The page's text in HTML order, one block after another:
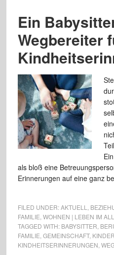
Ein
Wegbereiter
als bloß eine
Erinnerungen auf eine ganz
FILED UNDER:AKTUELL
FAMILIE WOHNEN | LEBEN IM
TAGGED WITH: BABYSITTER
FAMILIE GEMEINSCHAFT, KINDER
KINDHEITSERINNERUNGEN